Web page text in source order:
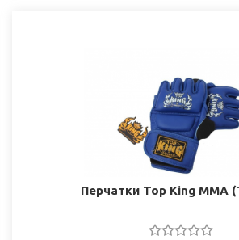
Перчатки Top King ММА